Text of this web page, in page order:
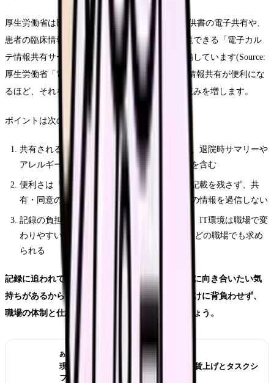
厚生労働省は医療DXの一環として、診療情報提供書の電子共有や、
患者の臨床情報を全国の医療機関等・本人が閲覧できる「電子カル
テ情報共有サービス」を、モデル事業を経て整備しています(Source:
厚生労働省「電子カルテ情報共有サービス」)。情報共有が便利にな
るほど、それを正確に記録する看護師の役割は重みを増します。
ポイントは次の3つです。
共有される情報は「3文書6情報」で整理され、退院時サマリーや
アレルギー・薬剤情報など看護に身近なものを含む
便利さは「正確な記録」が前提。あいまいな記載を残さず、共
有・同意のルールは施設の手順に従い、画面の情報を過信しない
記録の負担は人員かシステムかを切り分ける。IT環境は職場で変
わりやすいが、医療DXの流れと記録の責任はどの職場でも求め
られる
記録に追われてしんどいと感じるのは、患者さんに向き合いたい気
持ちがあるからです。その負担を個人の頑張りだけに背負わせず、
職場の体制と仕組みの両面から見直していきましょう。
あわせて読みたい
現場の負担は軽くなる？看護補助者の賃上げとタスクシ
フトの今